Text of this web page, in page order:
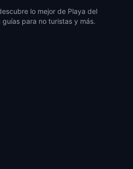
lo mejor de Playa del
para no turistas y más.